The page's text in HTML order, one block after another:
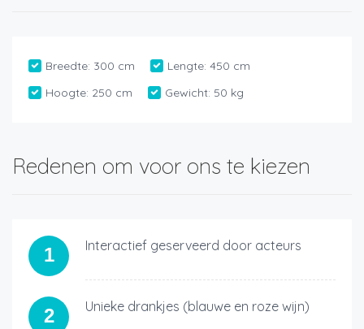
Breedte: 300 cm Lengte: 450 cm
Hoogte: 250 cm Gewicht: 50 kg
Redenen om voor ons te kiezen
1 Interactief geserveerd door acteurs
2 Unieke drankjes (blauwe en roze wijn)